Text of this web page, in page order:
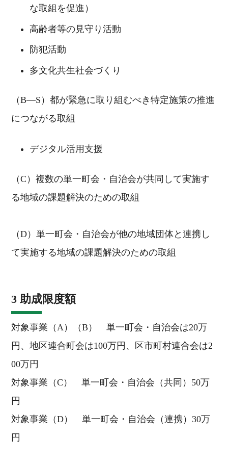
な取組を促進）
高齢者等の見守り活動
防犯活動
多文化共生社会づくり
（B―S）都が緊急に取り組むべき特定施策の推進
につながる取組
デジタル活用支援
（C）複数の単一町会・自治会が共同して実施す
る地域の課題解決のための取組
（D）単一町会・自治会が他の地域団体と連携し
て実施する地域の課題解決のための取組
3 助成限度額
対象事業（A）（B） 単一町会・自治会は20万
円、地区連合町会は100万円、区市町村連合会は2
00万円
対象事業（C） 単一町会・自治会（共同）50万
円
対象事業（D） 単一町会・自治会（連携）30万
円